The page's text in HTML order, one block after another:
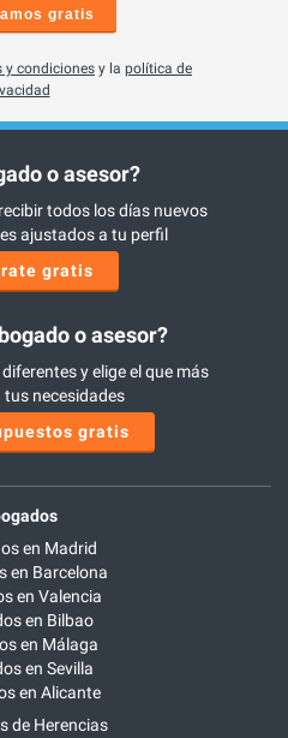
gratis
y condiciones y la política de
o asesor?
todos los días nuevos
ajustados a tu perfil
gratis
o asesor?
y elige el que más
tus necesidades
gratis
en Madrid
en Barcelona
en Valencia
en Bilbao
en Málaga
en Sevilla
en Alicante
de Herencias